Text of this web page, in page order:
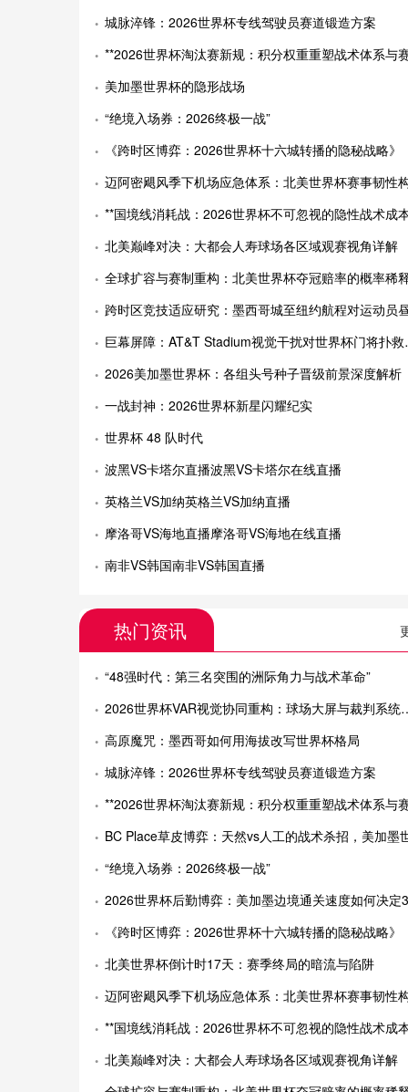
城脉淬锋：2026世界杯专线驾驶员赛道锻造方案
**2026世界杯淘汰赛新规：积分权重重塑战术体系与赛制演进
美加墨世界杯的隐形战场
“绝境入场券：2026终极一战”
《跨时区博弈：2026世界杯十六城转播的隐秘战略》
迈阿密飓风季下机场应急体系：北美世界杯赛事韧性构建路
**国境线消耗战：2026世界杯不可忽视的隐性战术成
北美巅峰对决：大都会人寿球场各区域观赛视角详解
全球扩容与赛制重构：北美世界杯夺冠赔率的概率稀释机制与市场定价范式转
跨时区竞技适应研究：墨西哥城至纽约航程对运动员昼夜节律的影响分
巨幕屏障：AT&T Stadium视觉干扰对世界杯门将扑救反应的潜在威胁
2026美加墨世界杯：各组头号种子晋级前景深度解析
一战封神：2026世界杯新星闪耀纪实
世界杯 48 队时代
波黑VS卡塔尔直播波黑VS卡塔尔在线直播
英格兰VS加纳英格兰VS加纳直播
摩洛哥VS海地直播摩洛哥VS海地在线直播
南非VS韩国南非VS韩国直播
热门资讯
“48强时代：第三名突围的洲际角力与战术革命”
2026世界杯VAR视觉协同重构：球场大屏与裁判系统的实时联动新范式
高原魔咒：墨西哥如何用海拔改写世界杯格局
城脉淬锋：2026世界杯专线驾驶员赛道锻造方案
**2026世界杯淘汰赛新规：积分权重重塑战术体系与赛制演进
BC Place草皮博弈：天然vs人工的战术杀招，美加墨世界杯的隐形战
“绝境入场券：2026终极一战”
2026世界杯后勤博弈：美加墨边境通关速度如何决定32强装备生死
《跨时区博弈：2026世界杯十六城转播的隐秘战略》
北美世界杯倒计时17天：赛季终局的暗流与陷阱
迈阿密飓风季下机场应急体系：北美世界杯赛事韧性构建路
**国境线消耗战：2026世界杯不可忽视的隐性战术成
北美巅峰对决：大都会人寿球场各区域观赛视角详解